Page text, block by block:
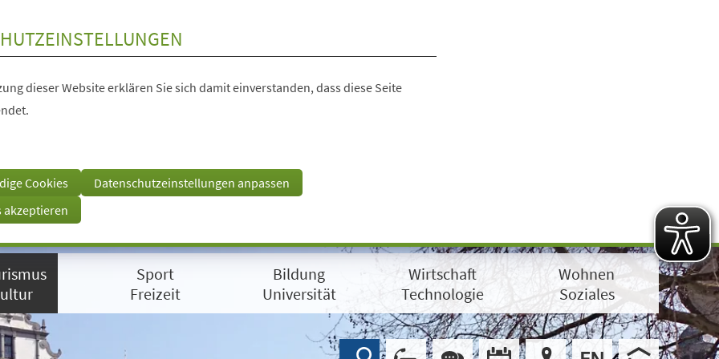
dieser Website erklären Sie sich damit einverstanden, dass diese Seite
Cookies
Datenschutzeinstellungen anpassen
akzeptieren
Sport
Freizeit
Bildung
Universität
Wirtschaft
Technologie
Wohnen
Soziales